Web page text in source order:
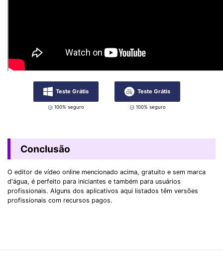
Teste Grátis
100% seguro
Teste Grátis
100% seguro
Conclusão
O editor de vídeo online mencionado acima, gratuito e sem marca
d'água, é perfeito para iniciantes e também para usuários
profissionais. Alguns dos aplicativos aqui listados têm versões
profissionais com recursos pagos.